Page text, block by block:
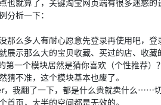
也就算了，关键淘宝网页端有很多迷惑的
分析一下：
那么多人有耐心愿意先登录再使用吧，登
展示那么大的宝贝收藏、买过的店、收
第一个模块居然是猜你喜欢（个性推荐）？
猜不准，这个模块基本也废了。
，我翻了一下，都是什么贵就卖什么……
首页，大半的空间都是无效的。